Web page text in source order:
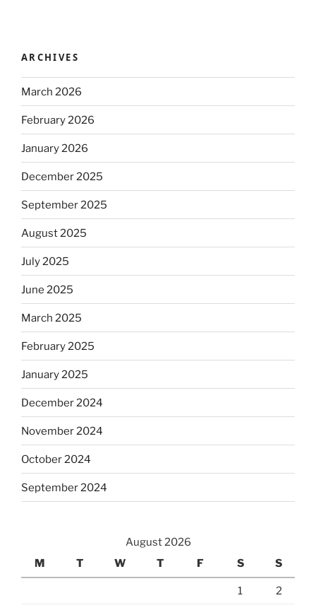
ARCHIVES
March 2026
February 2026
January 2026
December 2025
September 2025
August 2025
July 2025
June 2025
March 2025
February 2025
January 2025
December 2024
November 2024
October 2024
September 2024
August 2026
M
T W T F S S
1 2